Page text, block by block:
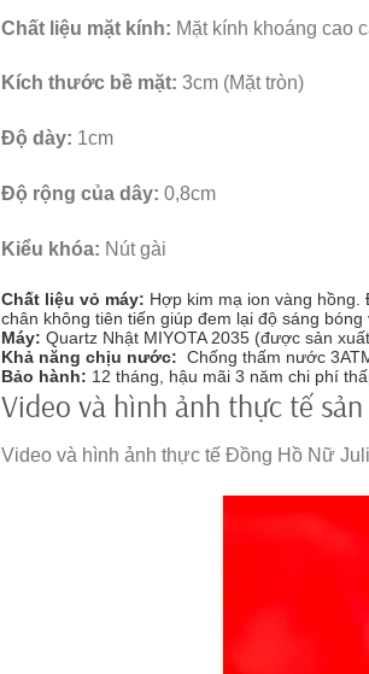
Chất liệu mặt kính: Mặt kính khoáng cao
Kích thước bề mặt: 3cm (Mặt tròn)
Độ dày: 1cm
Độ rộng của dây: 0,8cm
Kiểu khóa: Nút gài
Chất liệu vỏ máy: Hợp kim mạ ion vàng
chân không tiên tiến giúp đem lại độ sáng
Máy: Quartz Nhật MIYOTA 2035 (được sản
Khả năng chịu nước: Chống thấm nước
Bảo hành: 12 tháng, hậu mãi 3 năm chi phí
Video và hình ảnh thực tế
Video và hình ảnh thực tế Đồng Hồ Nữ